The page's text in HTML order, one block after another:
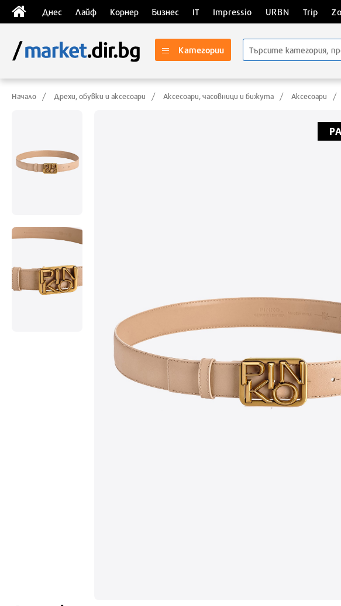
Днес Лайф Корнер Бизнес IT Impressio URBN Trip
Категории
Начало Дрехи, обувки и аксесоари Аксесоари, часовници и бижута Аксесоари